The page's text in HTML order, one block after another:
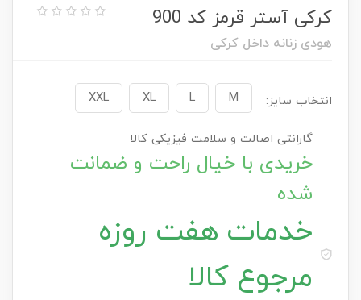
کرکی آستر قرمز کد 900
هودی زنانه داخل کرکی
انتخاب سایز: M
L
XL
XXL
گارانتی اصالت و سلامت فیزیکی کالا
خریدی با خیال راحت و ضمانت
شده
خدمات هفت روزه
مرجوع کالا